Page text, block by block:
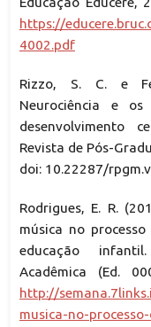
https://
4002.pdf
Rizzo, S. C. e
Neurociência e
desenvolvimento
Revista de Pós-
doi: 10.22287/
Rodrigues, E. R.
música no
educação
Acadêmica (Ed.
http://
musica-no-